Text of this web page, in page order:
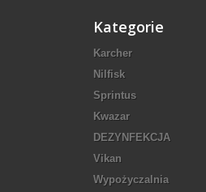
Kategorie
Karcher
Nilfisk
Sprintus
Kwazar
DEZYNFEKCJA
Vikan
Wypożyczalnia